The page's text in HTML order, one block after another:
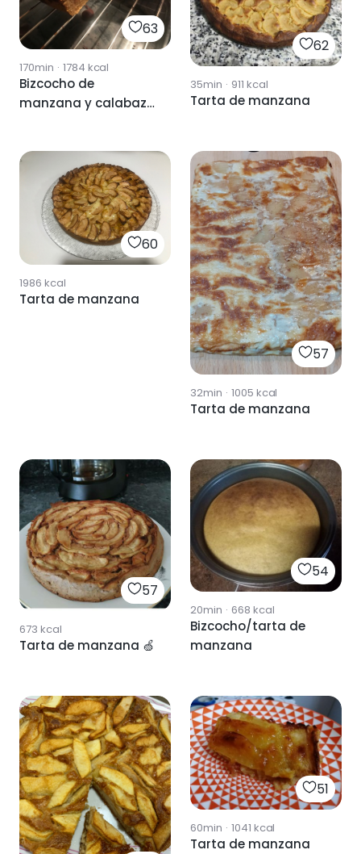
63
170min · 1784 kcal
Bizcocho de
manzana y calabaza
62
35min · 911 kcal
Tarta de manzana
60
1986 kcal
Tarta de manzana
57
32min · 1005 kcal
Tarta de manzana
57
673 kcal
Tarta de manzana 🍏
54
20min · 668 kcal
Bizcocho/tarta de
manzana
51
60min · 1041 kcal
Tarta de manzana